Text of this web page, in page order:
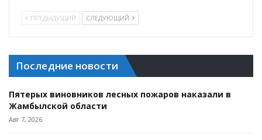
ПРЕДЫДУЩИЙ СЛЕДУЮЩИЙ
Последние новости
Пятерых виновников лесных пожаров наказали в
Жамбылской области
Авг 7, 2026